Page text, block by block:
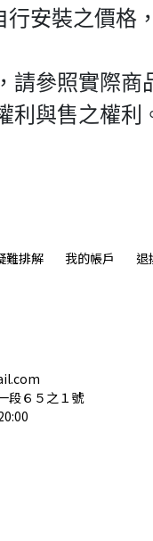
安裝之價格
請參照實際商
利與售之權利
難排解 我的帳戶 退
段６５之１號